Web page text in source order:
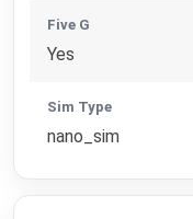
Five G
Yes
Sim Type
nano_sim